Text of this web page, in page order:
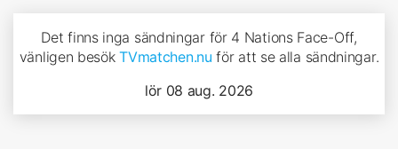
Det finns inga sändningar för 4 Nations Face-Off,
vänligen besökTVmatchen.nu för att se alla sändningar.
lör 08 aug. 2026